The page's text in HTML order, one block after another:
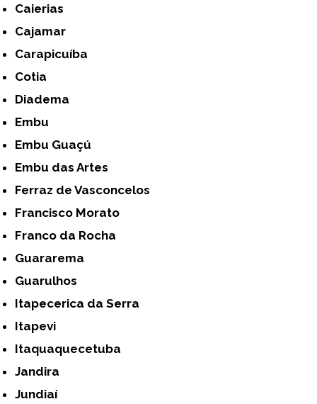
Caierias
Cajamar
Carapicuíba
Cotia
Diadema
Embu
Embu Guaçú
Embu das Artes
Ferraz de Vasconcelos
Francisco Morato
Franco da Rocha
Guararema
Guarulhos
Itapecerica da Serra
Itapevi
Itaquaquecetuba
Jandira
Jundiaí